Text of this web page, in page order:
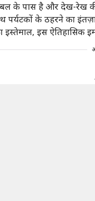
के पास है और देख-रेख की
पर्यटकों के ठहरने का
इस्तेमाल, इस